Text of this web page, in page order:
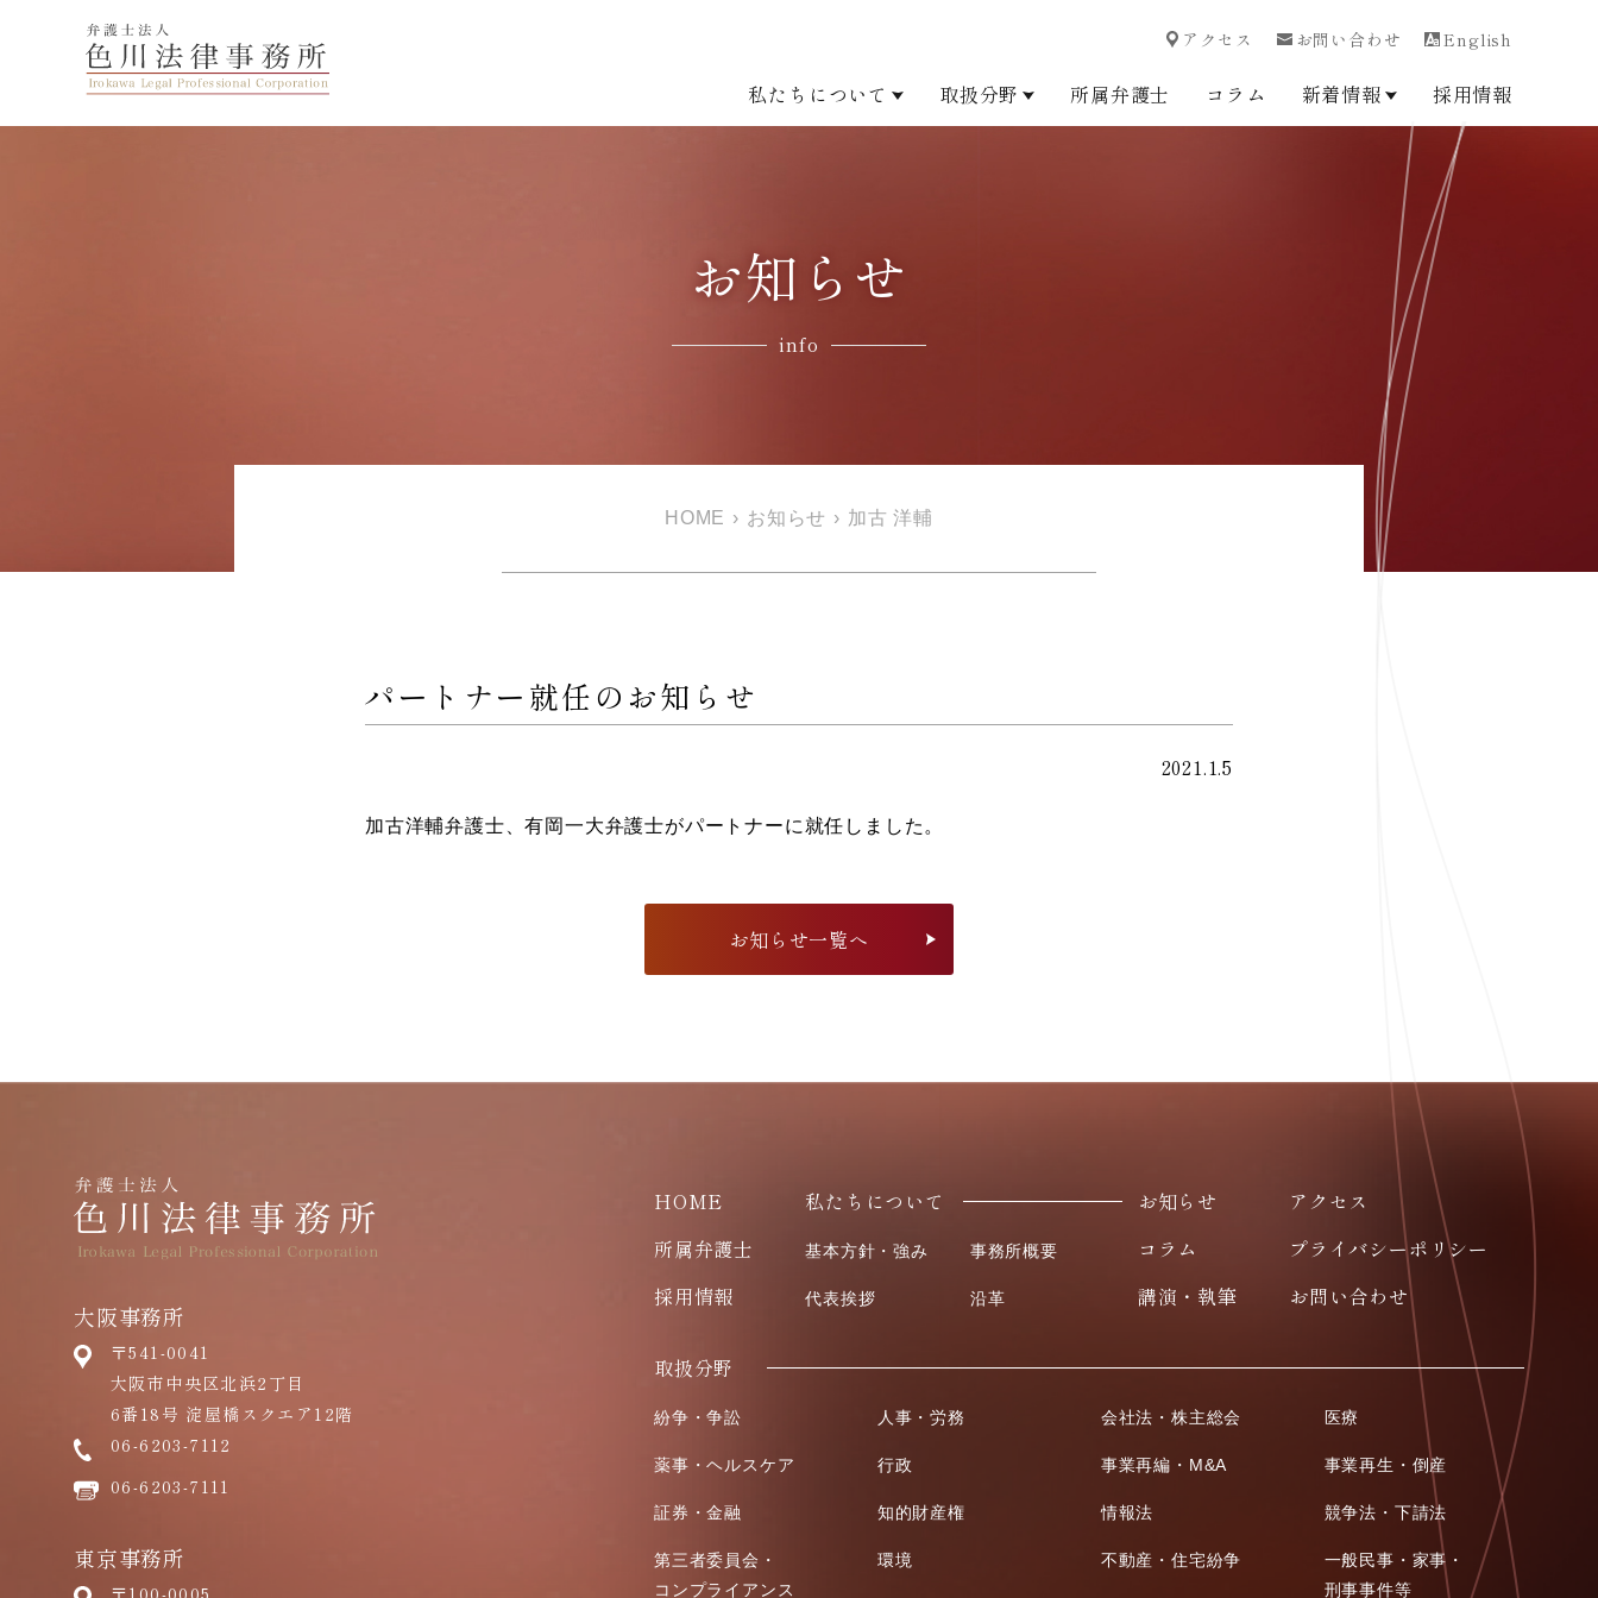
アクセス お問い合わせ English
私たちについて 取扱分野 所属弁護士 コラム 新着情報 採用情報
お知らせ
info
HOME › お知らせ › 加古 洋輔
パートナー就任のお知らせ
2021.1.5
加古洋輔弁護士、有岡一大弁護士がパートナーに就任しました。
お知らせ一覧へ
大阪事務所
〒541-0041
大阪市中央区北浜2丁目
6番18号 淀屋橋スクエア12階
06-6203-7112
06-6203-7111
東京事務所
HOME
所属弁護士
採用情報
私たちについて
基本方針・強み 事務所概要
代表挨拶 沿革
お知らせ
コラム
講演・執筆
アクセス
プライバシーポリシー
お問い合わせ
取扱分野
紛争・争訟 人事・労務 会社法・株主総会 医療
薬事・ヘルスケア 行政 事業再編・M&A 事業再生・倒産
証券・金融 知的財産権 情報法 競争法・下請法
第三者委員会・
コンプライアンス
環境 不動産・住宅紛争
一般民事・家事・
刑事事件等